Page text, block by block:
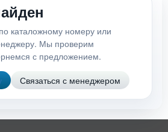
каталожному номеру или
Мы проверим
с предложением.
Связаться с менеджером